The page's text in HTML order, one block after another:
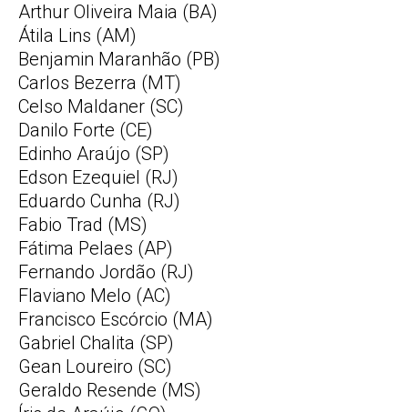
Arthur Oliveira Maia (BA)
Átila Lins (AM)
Benjamin Maranhão (PB)
Carlos Bezerra (MT)
Celso Maldaner (SC)
Danilo Forte (CE)
Edinho Araújo (SP)
Edson Ezequiel (RJ)
Eduardo Cunha (RJ)
Fabio Trad (MS)
Fátima Pelaes (AP)
Fernando Jordão (RJ)
Flaviano Melo (AC)
Francisco Escórcio (MA)
Gabriel Chalita (SP)
Gean Loureiro (SC)
Geraldo Resende (MS)